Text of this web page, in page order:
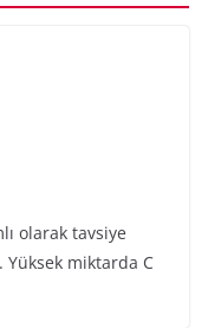
olarak tavsiye
Yüksek miktarda C